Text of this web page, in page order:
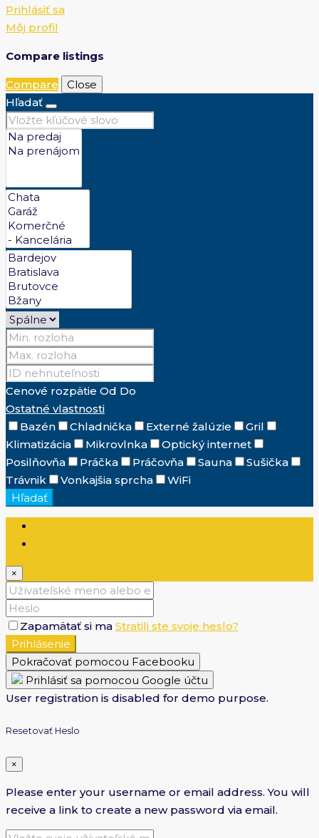
Prihlásiť sa
Môj profil
Compare listings
Compare
Close
Hľadať
Cenové rozpätie Od Do
Ostatné vlastnosti
Bazén
Chladnička Externé žalúzie
Gril
Klimatizácia
Mikrovlnka
Optický internet
Posilňovňa
Práčka Práčovňa Sauna
Sušička
Trávnik
Vonkajšia sprcha
WiFi
Hľadať
×
Zapamätať si ma Stratili ste svoje heslo?
Prihlásenie
Pokračovať pomocou Facebooku
Prihlásiť sa pomocou Google účtu
User registration is disabled for demo purpose.
Resetovať Heslo
×
Please enter your username or email address. You will
receive a link to create a new password via email.